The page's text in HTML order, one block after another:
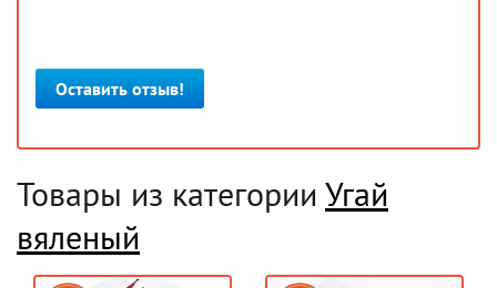
Оставить отзыв!
Товары из категории Угай
вяленый